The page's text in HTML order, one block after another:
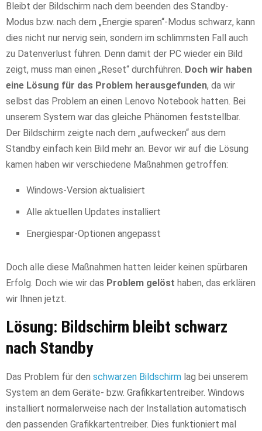
Bleibt der Bildschirm nach dem beenden des Standby-
Modus bzw. nach dem „Energie sparen“-Modus schwarz, kann
dies nicht nur nervig sein, sondern im schlimmsten Fall auch
zu Datenverlust führen. Denn damit der PC wieder ein Bild
zeigt, muss man einen „Reset“ durchführen. Doch wir haben
eine Lösung für das Problem herausgefunden, da wir
selbst das Problem an einen Lenovo Notebook hatten. Bei
unserem System war das gleiche Phänomen feststellbar.
Der Bildschirm zeigte nach dem „aufwecken“ aus dem
Standby einfach kein Bild mehr an. Bevor wir auf die Lösung
kamen haben wir verschiedene Maßnahmen getroffen:
Windows-Version aktualisiert
Alle aktuellen Updates installiert
Energiespar-Optionen angepasst
Doch alle diese Maßnahmen hatten leider keinen spürbaren
Erfolg. Doch wie wir das Problem gelöst haben, das erklären
wir Ihnen jetzt.
Lösung: Bildschirm bleibt schwarz
nach Standby
Das Problem für den schwarzen Bildschirm lag bei unserem
System an dem Geräte- bzw. Grafikkartentreiber. Windows
installiert normalerweise nach der Installation automatisch
den passenden Grafikkartentreiber. Dies funktioniert mal